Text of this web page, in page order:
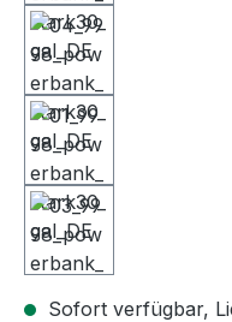
Sofort verfügbar,